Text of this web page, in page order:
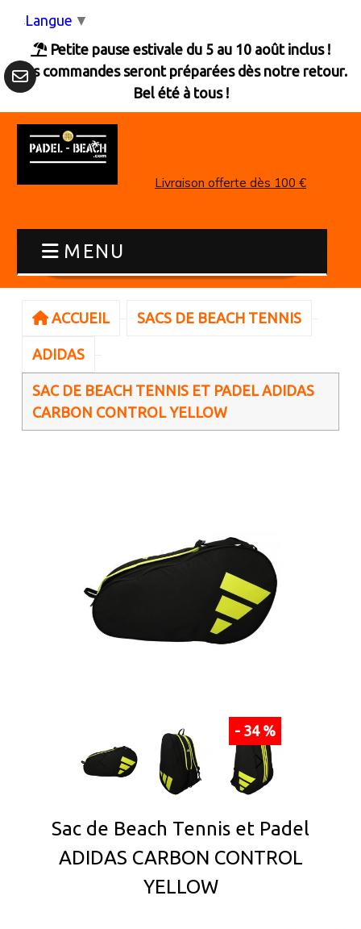
 Petite pause estivale du 5 au 10 août inclus !
Les commandes seront préparées dès notre retour.
Bel été à tous !
Livraison offerte dès 100 €
MENU
ACCUEIL SACS DE BEACH TENNIS
ADIDAS
SAC DE BEACH TENNIS ET PADEL ADIDAS
CARBON CONTROL YELLOW
- 34 %
Sac de Beach Tennis et Padel
ADIDAS CARBON CONTROL
YELLOW
Langue ▼